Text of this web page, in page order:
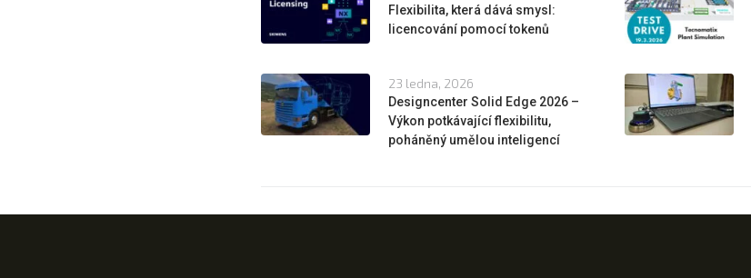
Flexibilita, která dává smysl:
licencování pomocí tokenů
23 ledna, 2026
Designcenter Solid Edge 2026 –
Výkon potkávající flexibilitu,
poháněný umělou inteligencí